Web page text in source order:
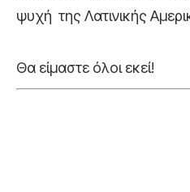
ψυχή της Λατινικής
Θα είμαστε όλοι εκεί!